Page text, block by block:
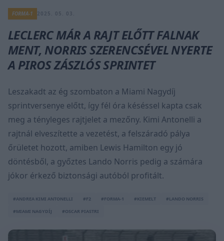
FORMA-1
LECLERC MÁR A RAJT ELŐTT FALNAK
MENT, NORRIS SZERENCSÉVEL NYERTE
A PIROS ZÁSZLÓS SPRINTET
Leszakadt az ég szombaton a Miami Nagydíj
sprintversenye előtt, így fél óra késéssel kapta csak
meg a tényleges rajtjelet a mezőny. Kimi Antonelli a
rajtnál elveszítette a vezetést, a felszáradó pálya
őrületet hozott, amiben Lewis Hamilton egy jó
döntésből, a győztes Lando Norris pedig a számára
jókor érkező biztonsági autóból profitált.
#ANDREA KIMI ANTONELLI #F2 #FORMA-1 #KIEMELT
#LANDO NORRIS
#MIAMI NAGYDÍJ
#OSCAR PIASTRI